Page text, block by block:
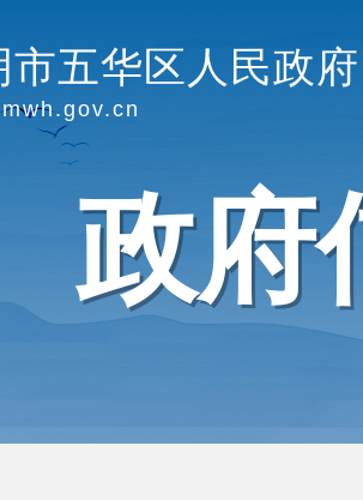
市五华区人民政府
政府